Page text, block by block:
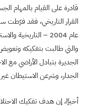
قادرة على القيام بالمهام
القرار التاريخي، فقد
عام 2004 –
والتي طالبت بتفكيكه
الجديرة بتبادل الأراضي مع
الجدار، وشرعن الاستيطان
أخيرًا، إن هدف تفكيك